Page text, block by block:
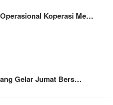
Koperasi Me…
Gelar Jumat Bers…